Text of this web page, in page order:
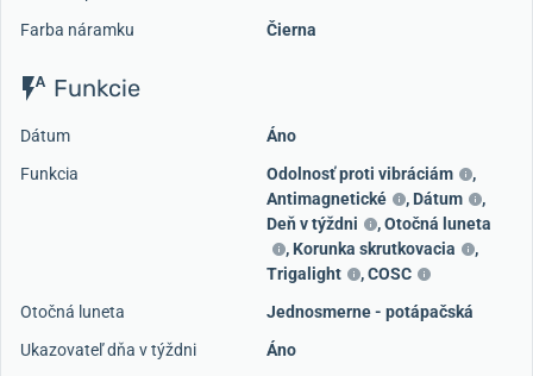
Farba náramku
Čierna
Funkcie
Dátum
Áno
Funkcia
Odolnosť proti vibráciám
,
Antimagnetické
, Dátum
,
Deň v týždni
,Otočná luneta
, Korunka skrutkovacia
,
Trigalight
,COSC
Otočná luneta
Jednosmerne - potápačská
Ukazovateľ dňa v týždni
Áno